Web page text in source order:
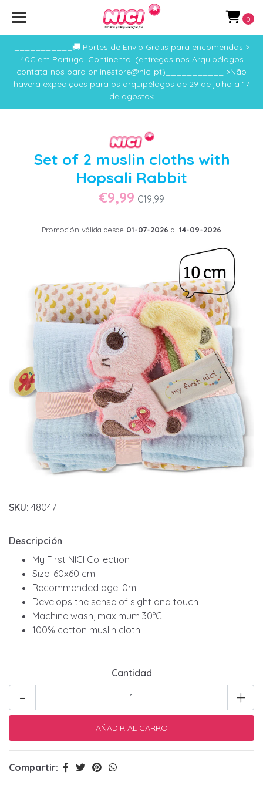
___________🚚 Portes de Envio Grátis para encomendas >
40€ em Portugal Continental (entregas nos Arquipélagos
contata-nos para onlinestore@nici.pt)___________ >Não
haverá expedições para os arquipélagos de 29 de julho a 17
de agosto<
0
Set of 2 muslin cloths with
Hopsali Rabbit
€9,99 €19,99
Promoción válida desde 01-07-2026 al 14-09-2026
SKU: 48047
Descripción
My First NICI Collection
Size: 60x60 cm
Recommended age: 0m+
Develops the sense of sight and touch
Machine wash, maximum 30°C
100% cotton muslin cloth
Cantidad
+
-
Compartir: